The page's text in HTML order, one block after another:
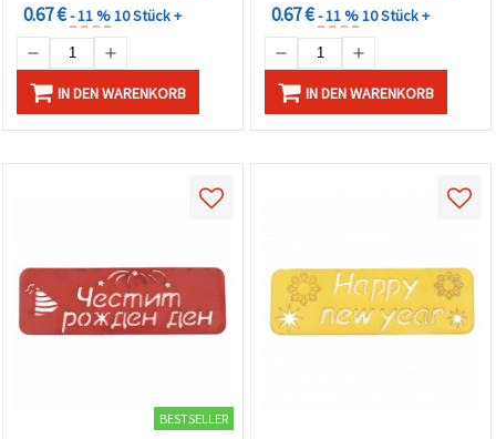
0.67 €- 11 %10 Stück +
IN DEN WARENKORB
0.67 €- 11 %10 Stück +
IN DEN WARENKORB
BESTSELLER